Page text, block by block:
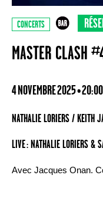
CONCERTS
MASTER CLASH
4 NOVEMBRE 2025 • 20:00
NATHALIE LORIERS / KEITH
LIVE : NATHALIE LORIERS &
Avec Jacques Onan.